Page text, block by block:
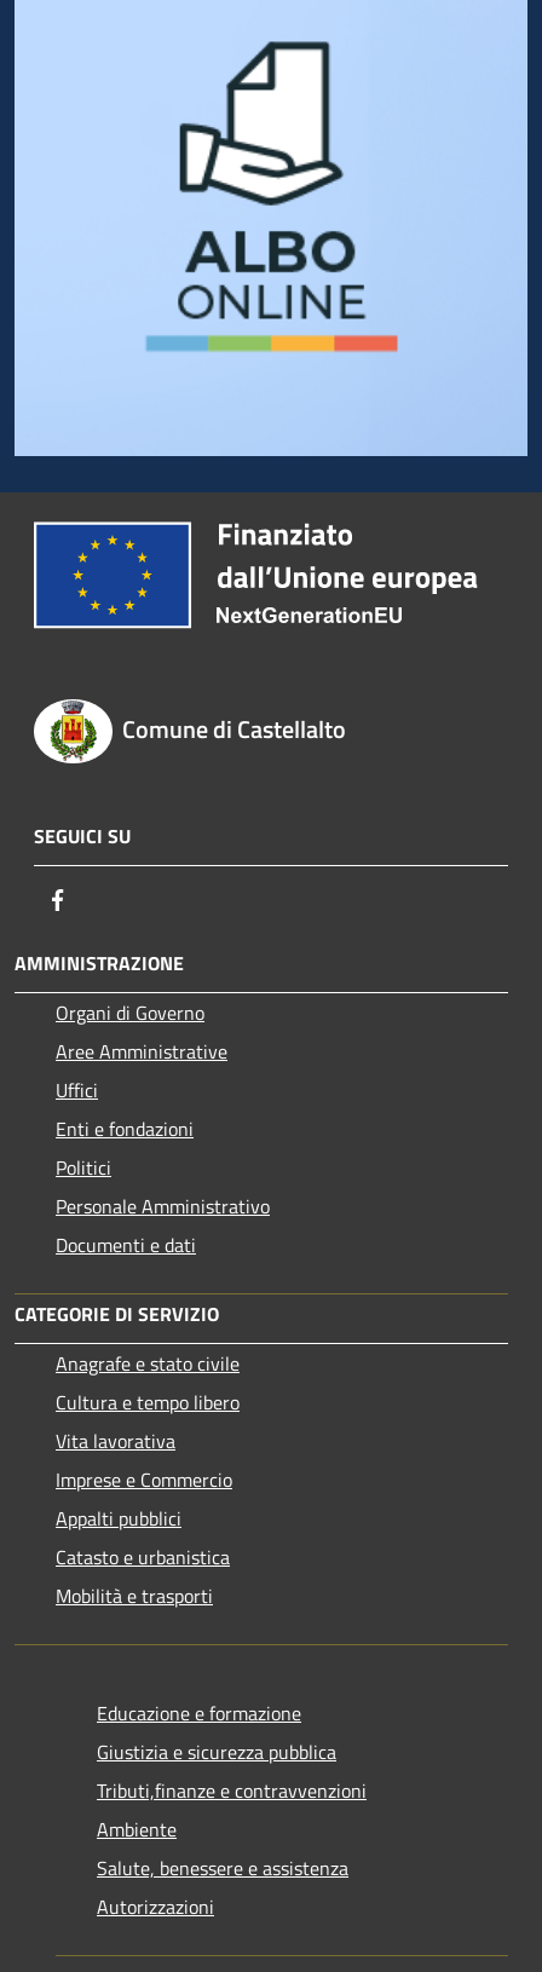
Comune di Castellalto
SEGUICI SU
AMMINISTRAZIONE
Organi di Governo
Aree Amministrative
Uffici
Enti e fondazioni
Politici
Personale Amministrativo
Documenti e dati
CATEGORIE DI SERVIZIO
Anagrafe e stato civile
Cultura e tempo libero
Vita lavorativa
Imprese e Commercio
Appalti pubblici
Catasto e urbanistica
Mobilità e trasporti
Educazione e formazione
Giustizia e sicurezza pubblica
Tributi,finanze e contravvenzioni
Ambiente
Salute, benessere e assistenza
Autorizzazioni